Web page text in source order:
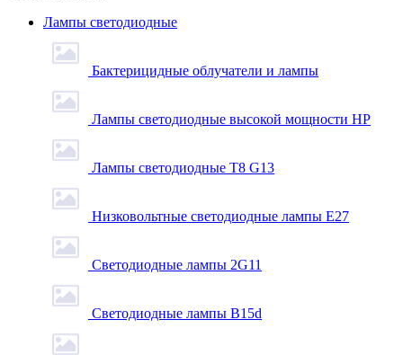
Лампы светодиодные
Бактерицидные облучатели и лампы
Лампы светодиодные высокой мощности HP
Лампы светодиодные Т8 G13
Низковольтные светодиодные лампы E27
Светодиодные лампы 2G11
Светодиодные лампы B15d